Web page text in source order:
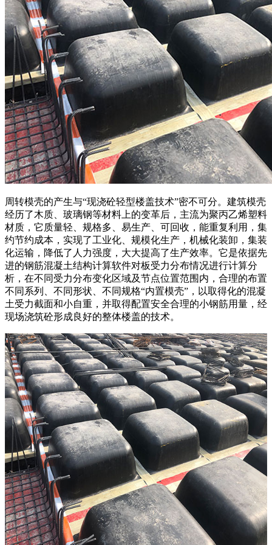
周转模壳的产生与“现浇砼轻型楼盖技术”密不可分。建筑模壳
经历了木质、玻璃钢等材料上的变革后，主流为聚丙乙烯塑料
材质，它质量轻、规格多、易生产、可回收，能重复利用，集
约节约成本，实现了工业化、规模化生产，机械化装卸，集装
化运输，降低了人力强度，大大提高了生产效率。它是依据先
进的钢筋混凝土结构计算软件对板受力分布情况进行计算分
析，在不同受力分布变化区域及节点位置范围内，合理的布置
不同系列、不同形状、不同规格“内置模壳”，以取得化的混凝
土受力截面和小自重，并取得配置安全合理的小钢筋用量，经
现场浇筑砼形成良好的整体楼盖的技术。